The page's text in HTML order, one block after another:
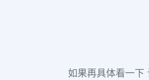
如果再具体看一下